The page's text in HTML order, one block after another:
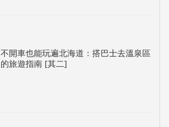
不開車也能玩遍北海道：搭巴士去溫泉區
的旅遊指南 [其二]